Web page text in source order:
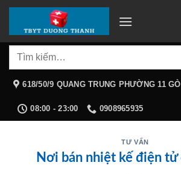
Chuyển
nội
dung
Tìm
618/50/9 QUANG TRUNG PHƯỜNG 11
08:00 - 23:00 0908965935
TƯ VẤN
Nơi bán nhiệt kế điện tử